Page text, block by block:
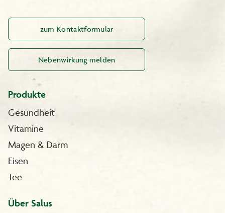
zum Kontaktformular
Nebenwirkung melden
Produkte
Gesundheit
Vitamine
Magen & Darm
Eisen
Tee
Über Salus